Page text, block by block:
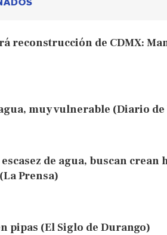
reconstrucción de CDMX:
muy vulnerable (Diario de
de agua, buscan crean
Prensa)
pipas (El Siglo de Durango)